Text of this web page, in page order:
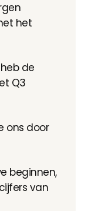
het
heb de
Q3
ons door
beginnen,
van